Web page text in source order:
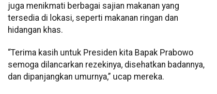
juga menikmati berbagai sajian makanan yang
tersedia di lokasi, seperti makanan ringan dan
hidangan khas.
“Terima kasih untuk Presiden kita Bapak Prabowo
semoga dilancarkan rezekinya, disehatkan badannya,
dan dipanjangkan umurnya,” ucap mereka.